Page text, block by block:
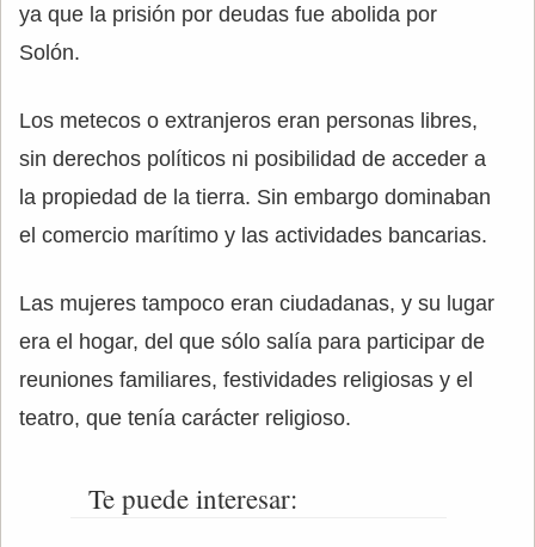
ya que la prisión por deudas fue abolida por
Solón.
Los metecos o extranjeros eran personas libres,
sin derechos políticos ni posibilidad de acceder a
la propiedad de la tierra. Sin embargo dominaban
el comercio marítimo y las actividades bancarias.
Las mujeres tampoco eran ciudadanas, y su lugar
era el hogar, del que sólo salía para participar de
reuniones familiares, festividades religiosas y el
teatro, que tenía carácter religioso.
Te puede interesar: